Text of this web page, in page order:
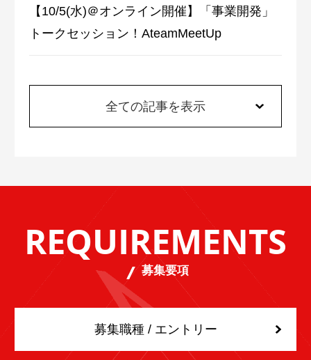
【10/5(水)＠オンライン開催】「事業開発」
トークセッション！AteamMeetUp
全ての記事を表示
REQUIREMENTS
募集要項
募集職種 / エントリー